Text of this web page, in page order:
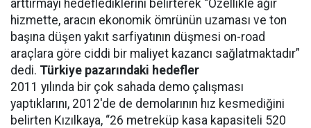
arttırmayı hedeflediklerini belirterek “Özellikle ağır
hizmette, aracın ekonomik ömrünün uzaması ve ton
başına düşen yakıt sarfiyatının düşmesi on-road
araçlara göre ciddi bir maliyet kazancı sağlatmaktadır”
dedi. Türkiye pazarındaki hedefler
2011 yılında bir çok sahada demo çalışması
yaptıklarını, 2012'de de demolarının hız kesmediğini
belirten Kızılkaya, “26 metreküp kasa kapasiteli 520